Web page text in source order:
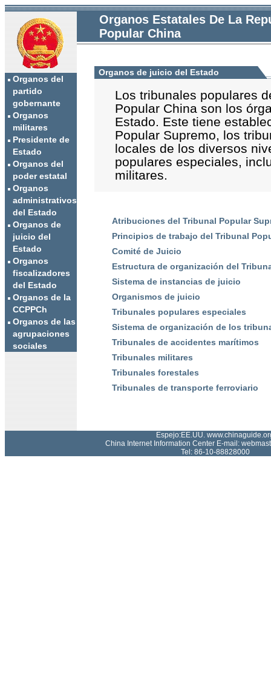
Organos del
partido
gobernante
Organos
militares
Presidente de
Estado
Organos del
poder estatal
Organos
administrativos
del Estado
Organos de
juicio del
Estado
Organos
fiscalizadores
del Estado
Organos de la
CCPPCh
Organos de las
agrupaciones
sociales
Organos Estatales De La
Popular China
Organos de juicio del Estado
Los tribunales populares
Popular China son los
Estado. Este tiene
Popular Supremo, los
locales de los diversos
populares especiales,
militares.
Atribuciones del Tribunal Popular
Principios de trabajo del Tribunal
Comité de Juicio
Estructura de organización del
Sistema de instancias de juicio
Organismos de juicio
Tribunales populares especiales
Sistema de organización de los
Tribunales de accidentes marítimos
Tribunales militares
Tribunales forestales
Tribunales de transporte ferroviario
Espejo:EE.UU.
China Internet Information Center E-mail:
Tel: 86-10-88828000